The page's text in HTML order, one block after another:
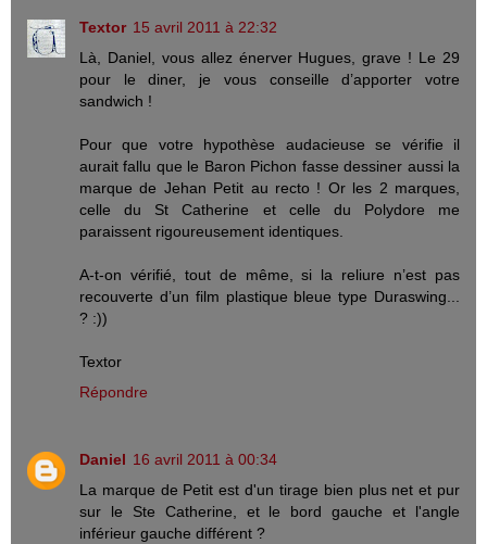
Textor 15 avril 2011 à 22:32
Là, Daniel, vous allez énerver Hugues, grave ! Le 29
pour le diner, je vous conseille d’apporter votre
sandwich !
Pour que votre hypothèse audacieuse se vérifie il
aurait fallu que le Baron Pichon fasse dessiner aussi la
marque de Jehan Petit au recto ! Or les 2 marques,
celle du St Catherine et celle du Polydore me
paraissent rigoureusement identiques.
A-t-on vérifié, tout de même, si la reliure n’est pas
recouverte d’un film plastique bleue type Duraswing...
? :))
Textor
Répondre
Daniel 16 avril 2011 à 00:34
La marque de Petit est d'un tirage bien plus net et pur
sur le Ste Catherine, et le bord gauche et l'angle
inférieur gauche différent ?